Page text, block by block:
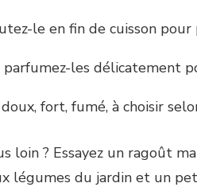
le en fin de cuisson
parfumez-les délicatement
doux, fort, fumé, à choisir
loin ? Essayez un ragoût
légumes du jardin et un